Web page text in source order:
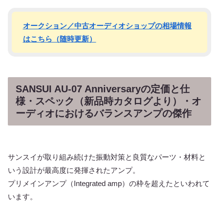
オークション／中古オーディオショップの相場情報
はこちら（随時更新）
SANSUI AU-07 Anniversaryの定価と仕
様・スペック（新品時カタログより）・オ
ーディオにおけるバランスアンプの傑作
サンスイが取り組み続けた振動対策と良質なパーツ・材料と
いう設計が最高度に発揮されたアンプ。
プリメインアンプ（Integrated amp）の枠を超えたといわれて
います。